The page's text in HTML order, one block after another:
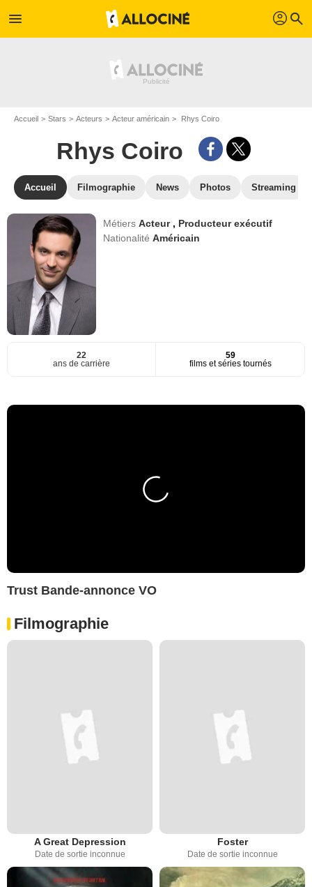
menu profil search
Accueil Stars Acteurs Acteur américain Rhys Coiro
Rhys Coiro
Accueil Filmographie News Photos Streaming
MétiersActeur , Producteur exécutif
NationalitéAméricain
22
ans de carrière
59
films et séries tournés
Trust Bande-annonce VO
Filmographie
A Great Depression
Date de sortie inconnue
Foster
Date de sortie inconnue